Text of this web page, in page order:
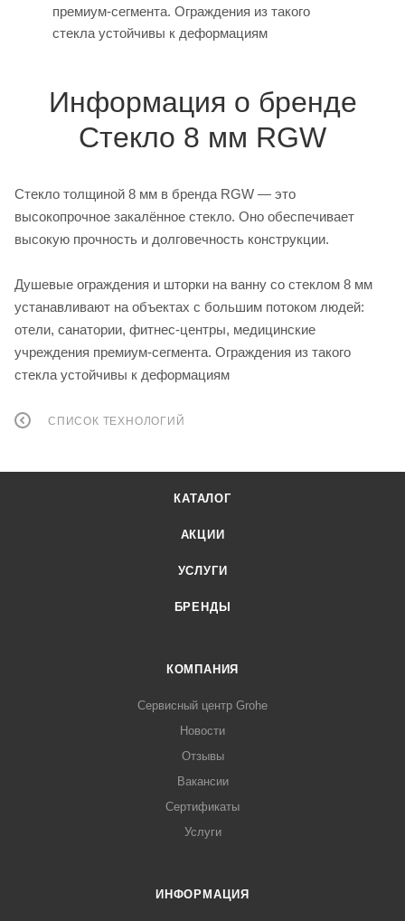
премиум-сегмента. Ограждения из такого
стекла устойчивы к деформациям
Информация о бренде
Стекло 8 мм RGW
Стекло толщиной 8 мм в бренда RGW — это
высокопрочное закалённое стекло. Оно обеспечивает
высокую прочность и долговечность конструкции.
Душевые ограждения и шторки на ванну со стеклом 8 мм
устанавливают на объектах с большим потоком людей:
отели, санатории, фитнес-центры, медицинские
учреждения премиум-сегмента. Ограждения из такого
стекла устойчивы к деформациям
СПИСОК ТЕХНОЛОГИЙ
КАТАЛОГ
АКЦИИ
УСЛУГИ
БРЕНДЫ
КОМПАНИЯ
Сервисный центр Grohe
Новости
Отзывы
Вакансии
Сертификаты
Услуги
ИНФОРМАЦИЯ